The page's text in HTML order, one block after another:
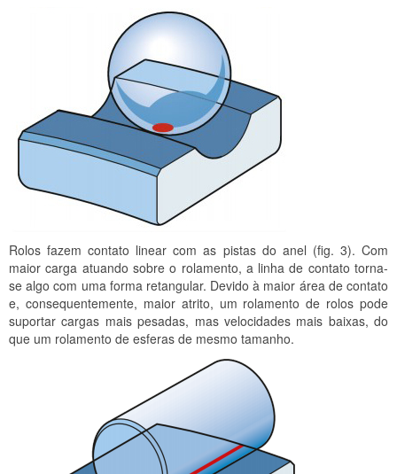
Rolos fazem contato linear com as pistas do anel (fig. 3). Com
maior carga atuando sobre o rolamento, a linha de contato torna-
se algo com uma forma retangular. Devido à maior área de contato
e, consequentemente, maior atrito, um rolamento de rolos pode
suportar cargas mais pesadas, mas velocidades mais baixas, do
que um rolamento de esferas de mesmo tamanho.